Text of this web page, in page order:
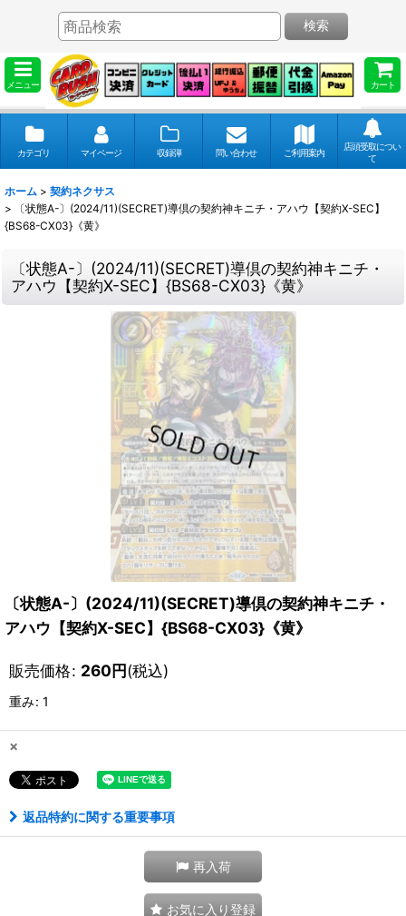
メニュー カート
検索
カテゴリ マイページ 収録弾 問い合わせ ご利用案内
店頭受取につい
て
ホーム > 契約ネクサス
>
〔状態A-〕(2024/11)(SECRET)導倶の契約神キニチ・アハウ【契約X-SEC】
{BS68-CX03}《黄》
〔状態A-〕(2024/11)(SECRET)導倶の契約神キニチ・
アハウ【契約X-SEC】{BS68-CX03}《黄》
〔状態A-〕(2024/11)(SECRET)導倶の契約神キニチ・
アハウ【契約X-SEC】{BS68-CX03}《黄》
販売価格: 260円(税込)
重み: 1
×
返品特約に関する重要事項
再入荷
お気に入り登録